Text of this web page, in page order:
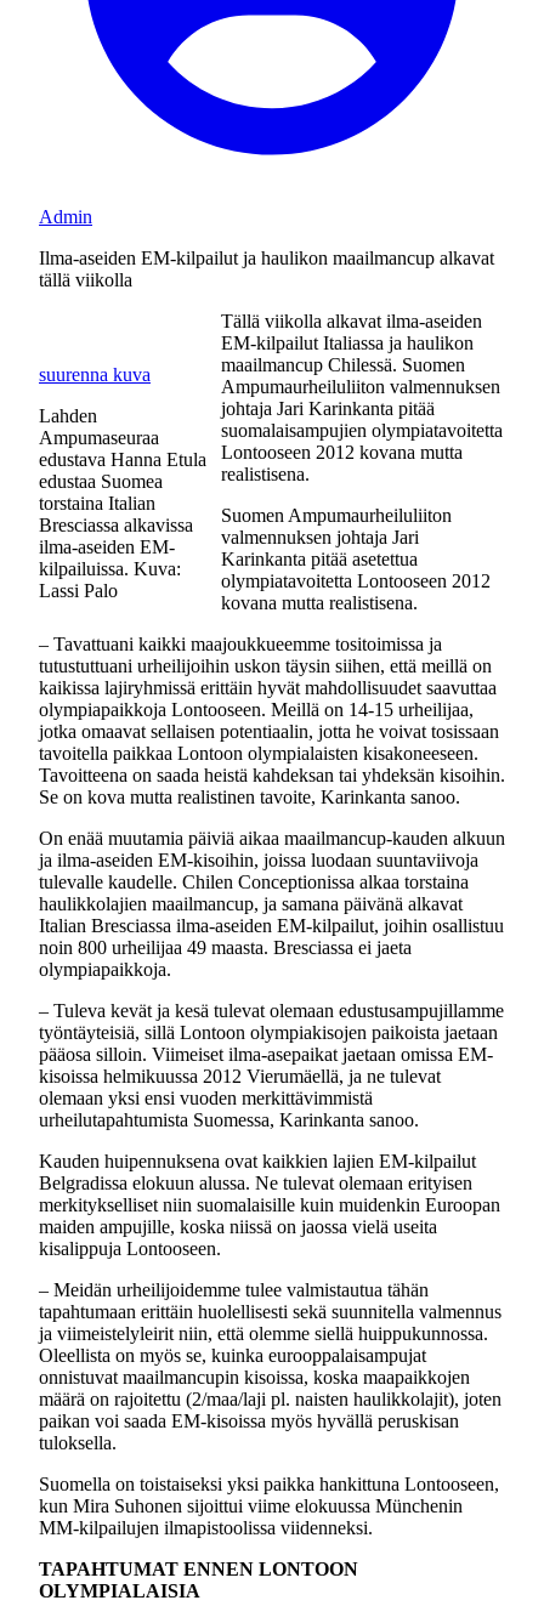
Admin
Ilma-aseiden EM-kilpailut ja haulikon maailmancup alkavat
tällä viikolla
suurenna kuva
Lahden
Ampumaseuraa
edustava Hanna Etula
edustaa Suomea
torstaina Italian
Bresciassa alkavissa
ilma-aseiden EM-
kilpailuissa. Kuva:
Lassi Palo
Tällä viikolla alkavat ilma-aseiden
EM-kilpailut Italiassa ja haulikon
maailmancup Chilessä. Suomen
Ampumaurheiluliiton valmennuksen
johtaja Jari Karinkanta pitää
suomalaisampujien olympiatavoitetta
Lontooseen 2012 kovana mutta
realistisena.
Suomen Ampumaurheiluliiton
valmennuksen johtaja Jari
Karinkanta pitää asetettua
olympiatavoitetta Lontooseen 2012
kovana mutta realistisena.
‒ Tavattuani kaikki maajoukkueemme tositoimissa ja
tutustuttuani urheilijoihin uskon täysin siihen, että meillä on
kaikissa lajiryhmissä erittäin hyvät mahdollisuudet saavuttaa
olympiapaikkoja Lontooseen. Meillä on 14-15 urheilijaa,
jotka omaavat sellaisen potentiaalin, jotta he voivat tosissaan
tavoitella paikkaa Lontoon olympialaisten kisakoneeseen.
Tavoitteena on saada heistä kahdeksan tai yhdeksän kisoihin.
Se on kova mutta realistinen tavoite, Karinkanta sanoo.
On enää muutamia päiviä aikaa maailmancup-kauden alkuun
ja ilma-aseiden EM-kisoihin, joissa luodaan suuntaviivoja
tulevalle kaudelle. Chilen Conceptionissa alkaa torstaina
haulikkolajien maailmancup, ja samana päivänä alkavat
Italian Bresciassa ilma-aseiden EM-kilpailut, joihin osallistuu
noin 800 urheilijaa 49 maasta. Bresciassa ei jaeta
olympiapaikkoja.
‒ Tuleva kevät ja kesä tulevat olemaan edustusampujillamme
työntäyteisiä, sillä Lontoon olympiakisojen paikoista jaetaan
pääosa silloin. Viimeiset ilma-asepaikat jaetaan omissa EM-
kisoissa helmikuussa 2012 Vierumäellä, ja ne tulevat
olemaan yksi ensi vuoden merkittävimmistä
urheilutapahtumista Suomessa, Karinkanta sanoo.
Kauden huipennuksena ovat kaikkien lajien EM-kilpailut
Belgradissa elokuun alussa. Ne tulevat olemaan erityisen
merkitykselliset niin suomalaisille kuin muidenkin Euroopan
maiden ampujille, koska niissä on jaossa vielä useita
kisalippuja Lontooseen.
‒ Meidän urheilijoidemme tulee valmistautua tähän
tapahtumaan erittäin huolellisesti sekä suunnitella valmennus
ja viimeistelyleirit niin, että olemme siellä huippukunnossa.
Oleellista on myös se, kuinka eurooppalaisampujat
onnistuvat maailmancupin kisoissa, koska maapaikkojen
määrä on rajoitettu (2/maa/laji pl. naisten haulikkolajit), joten
paikan voi saada EM-kisoissa myös hyvällä peruskisan
tuloksella.
Suomella on toistaiseksi yksi paikka hankittuna Lontooseen,
kun Mira Suhonen sijoittui viime elokuussa Münchenin
MM-kilpailujen ilmapistoolissa viidenneksi.
TAPAHTUMAT ENNEN LONTOON
OLYMPIALAISIA